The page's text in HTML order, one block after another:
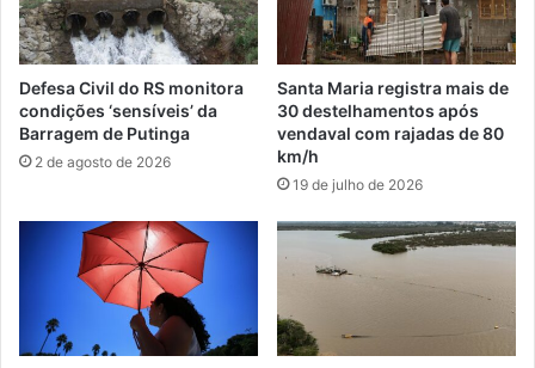
Defesa Civil do RS monitora
condições ‘sensíveis’ da
Barragem de Putinga
2 de agosto de 2026
Santa Maria registra mais de
30 destelhamentos após
vendaval com rajadas de 80
km/h
19 de julho de 2026